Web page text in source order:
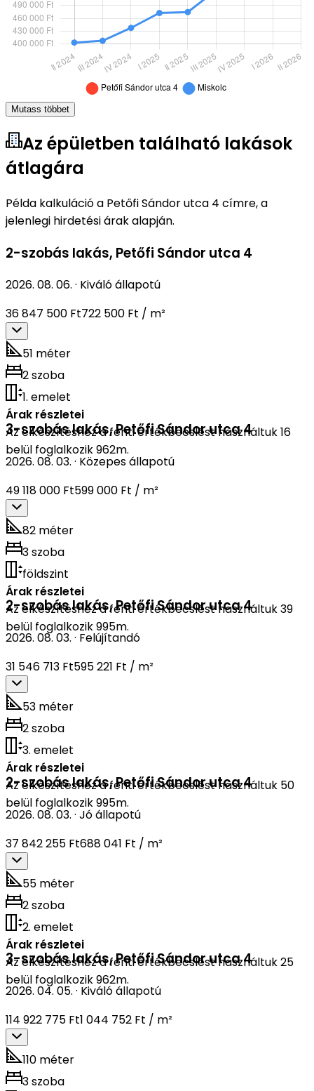
Mutass többet
Az épületben található lakások
átlagára
Példa kalkuláció a Petőfi Sándor utca 4 címre, a
jelenlegi hirdetési árak alapján.
2-szobás lakás, Petőfi Sándor utca 4
2026. 08. 06. · Kiváló állapotú
36 847 500 Ft722 500 Ft / m²
51 méter
2 szoba
1. emelet
Árak részletei
Az elkészítéshez a fenti értékbecslést használtuk 16
belül foglalkozik 962m.
3-szobás lakás,Petőfi Sándor utca 4
2026. 08. 03. · Közepes állapotú
49 118 000 Ft599 000 Ft / m²
82 méter
3 szoba
földszint
Árak részletei
Az elkészítéshez a fenti értékbecslést használtuk 39
belül foglalkozik 995m.
2-szobás lakás,Petőfi Sándor utca 4
2026. 08. 03. · Felújítandó
31 546 713 Ft595 221 Ft / m²
53 méter
2 szoba
3. emelet
Árak részletei
Az elkészítéshez a fenti értékbecslést használtuk 50
belül foglalkozik 995m.
2-szobás lakás,Petőfi Sándor utca 4
2026. 08. 03. · Jó állapotú
37 842 255 Ft688 041 Ft / m²
55 méter
2 szoba
2. emelet
Árak részletei
Az elkészítéshez a fenti értékbecslést használtuk 25
belül foglalkozik 962m.
3-szobás lakás,Petőfi Sándor utca 4
2026. 04. 05. · Kiváló állapotú
114 922 775 Ft1 044 752 Ft / m²
110 méter
3 szoba